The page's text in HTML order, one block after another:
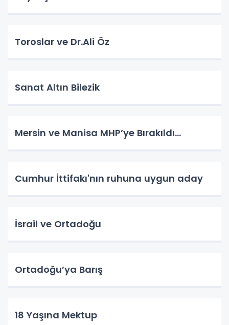
Toroslar ve Dr.Ali Öz
Sanat Altın Bilezik
Mersin ve Manisa MHP’ye Bırakıldı…
Cumhur İttifakı'nın ruhuna uygun aday
İsrail ve Ortadoğu
Ortadoğu’ya Barış
18 Yaşına Mektup